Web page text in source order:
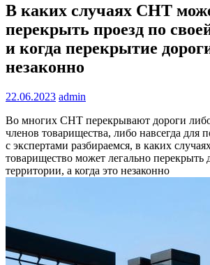
В каких случаях СНТ
перекрыть проезд по
и когда перекрытие
незаконно
22.06.2023 admin
Во многих СНТ перекрывают дороги
членов товарищества, либо навсегда для
с экспертами разбираемся, в каких
товарищество может легально перекрыть
территории, а когда это незаконно